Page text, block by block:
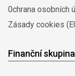
0chrana osobních
Zásady cookies
Finanční